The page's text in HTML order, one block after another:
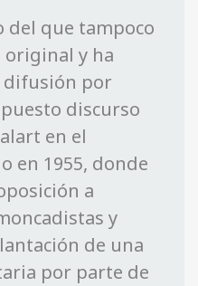
del que tampoco
original y ha
difusión por
discurso
en el
en 1955, donde
a
y
de una
por parte de